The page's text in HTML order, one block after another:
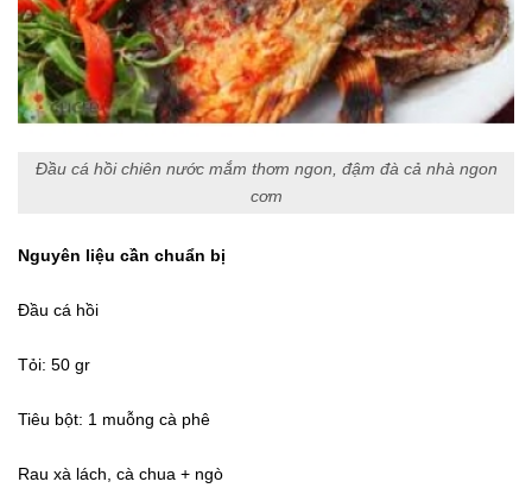
Đầu cá hồi chiên nước mắm thơm ngon, đậm đà cả nhà ngon
cơm
Nguyên liệu cần chuẩn bị
Đầu cá hồi
Tỏi: 50 gr
Tiêu bột: 1 muỗng cà phê
Rau xà lách, cà chua + ngò